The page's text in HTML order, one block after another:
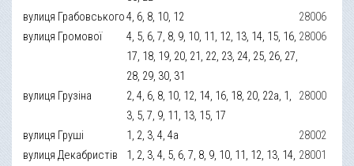
вулиця Грабовського4, 6, 8, 10, 12
28006
вулиця Громової
4, 5, 6, 7, 8, 9, 10, 11, 12, 13, 14, 15, 16,
17, 18, 19, 20, 21, 22, 23, 24, 25, 26, 27,
28, 29, 30, 31
28006
вулиця Грузіна
2, 4, 6, 8, 10, 12, 14, 16, 18, 20, 22а, 1,
3, 5, 7, 9, 11, 13, 15, 17
28000
вулиця Груші 1, 2, 3, 4, 4а
28002
вулиця Декабристів
1, 2, 3, 4, 5, 6, 7, 8, 9, 10, 11, 12, 13, 14, 28001